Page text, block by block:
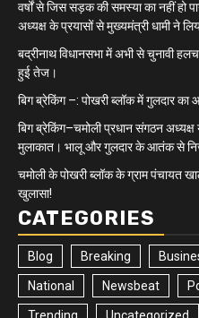
वर्षों से जिस सड़क की समस्या का नहीं हो
अध्यक्ष के प्रयासों से मुख्यमंत्री धामी ने
बद्रीनाथ विधानसभा में अभी से चुनावी
हुई तेज।
बिग ब्रेकिंग –: पोखरी ब्लॉक में गुलदार
बिग ब्रेकिंग–चमोली प्रधान संगठन अध्यक्ष
मुलाकात। भालू और गुलदार के आतंक से
चमोली के पोखरी ब्लॉक के ग्राम पंचायत
खुलासा!
CATEGORIES
Blog Breaking
National Newsbeat